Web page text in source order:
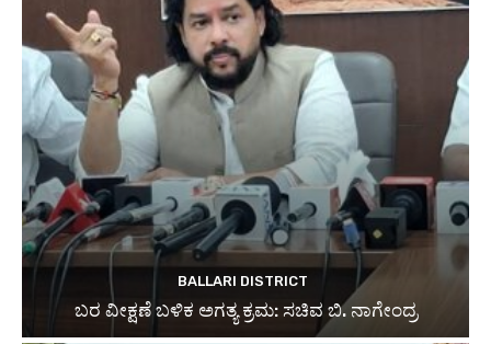
BALLARI DISTRICT
ಬರ ವೀಕ್ಷಣೆ ಬಳಿಕ ಅಗತ್ಯ ಕ್ರಮ: ಸಚಿವ ಬಿ. ನಾಗೇಂದ್ರ